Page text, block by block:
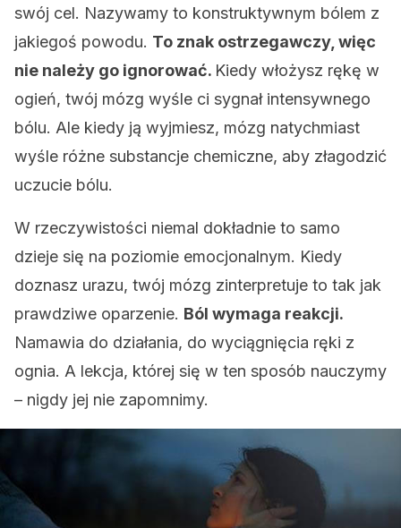
swój cel. Nazywamy to konstruktywnym bólem z
jakiegoś powodu. To znak ostrzegawczy, więc
nie należy go ignorować. Kiedy włożysz rękę w
ogień, twój mózg wyśle ​​ci sygnał intensywnego
bólu. Ale kiedy ją wyjmiesz, mózg natychmiast
wyśle ​​różne substancje chemiczne, aby złagodzić
uczucie bólu.
W rzeczywistości niemal dokładnie to samo
dzieje się na poziomie emocjonalnym. Kiedy
doznasz urazu, twój mózg zinterpretuje to tak jak
prawdziwe oparzenie. Ból wymaga reakcji.
Namawia do działania, do wyciągnięcia ręki z
ognia. A lekcja, której się w ten sposób nauczymy
– nigdy jej nie zapomnimy.